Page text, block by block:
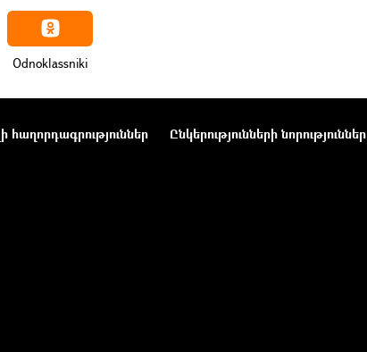
Odnoklassniki
հաղորդագրություններ Ընկերությունների նորություններ